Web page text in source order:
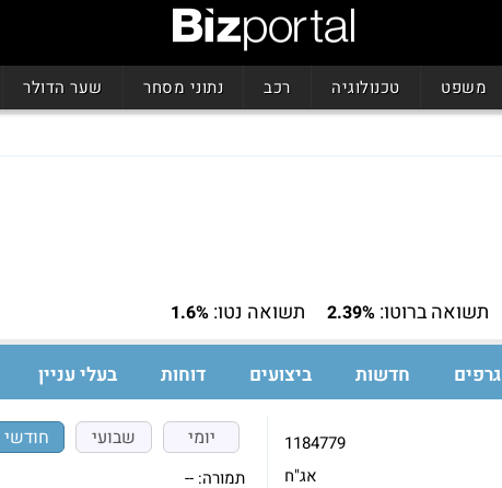
משפט טכנולוגיה רכב נתוני מסחר שער הדולר
תשואה ברוטו: 2.39% תשואה נטו: 1.6%
גרפים חדשות ביצועים דוחות בעלי עניין
1184779
אג"ח
יומי שבועי חודשי
תמורה: --